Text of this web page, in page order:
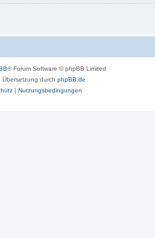
® Forum Software © phpBB Limited
Übersetzung durch phpBB.de
| Nutzungsbedingungen